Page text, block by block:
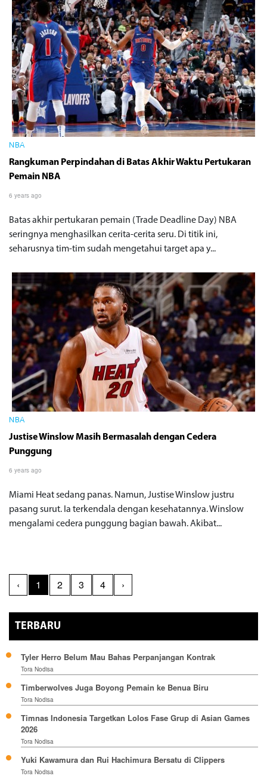
NBA
Rangkuman Perpindahan di Batas Akhir Waktu Pertukaran
Pemain NBA
6 years ago
Batas akhir pertukaran pemain (Trade Deadline Day) NBA
seringnya menghasilkan cerita-cerita seru. Di titik ini,
seharusnya tim-tim sudah mengetahui target apa y...
NBA
Justise Winslow Masih Bermasalah dengan Cedera
Punggung
6 years ago
Miami Heat sedang panas. Namun, Justise Winslow justru
pasang surut. Ia terkendala dengan kesehatannya. Winslow
mengalami cedera punggung bagian bawah. Akibat...
‹ 1 2 3 4 ›
TERBARU
Tyler Herro Belum Mau Bahas Perpanjangan Kontrak
Tora Nodisa
Timberwolves Juga Boyong Pemain ke Benua Biru
Tora Nodisa
Timnas Indonesia Targetkan Lolos Fase Grup di Asian Games
2026
Tora Nodisa
Yuki Kawamura dan Rui Hachimura Bersatu di Clippers
Tora Nodisa